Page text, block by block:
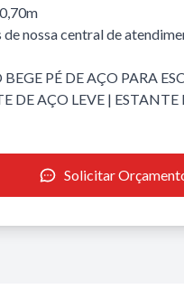
nossa central de
PÉ DE AÇO PARA
DE AÇO LEVE | ESTANTE
Solicitar